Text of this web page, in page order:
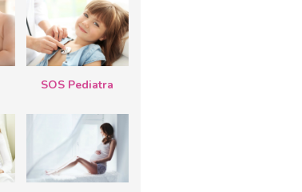
SOS Pediatra